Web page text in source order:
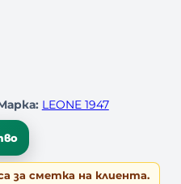
LEONE 1947
за сметка на клиента.